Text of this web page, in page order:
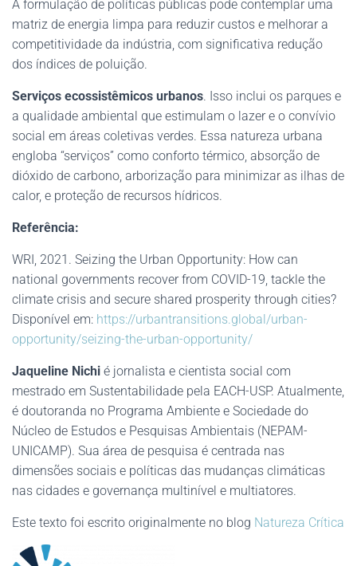
A formulação de políticas públicas pode contemplar uma
matriz de energia limpa para reduzir custos e melhorar a
competitividade da indústria, com significativa redução
dos índices de poluição.
Serviços ecossistêmicos urbanos. Isso inclui os parques e
a qualidade ambiental que estimulam o lazer e o convívio
social em áreas coletivas verdes. Essa natureza urbana
engloba “serviços” como conforto térmico, absorção de
dióxido de carbono, arborização para minimizar as ilhas de
calor, e proteção de recursos hídricos.
Referência:
WRI, 2021. Seizing the Urban Opportunity: How can
national governments recover from COVID-19, tackle the
climate crisis and secure shared prosperity through cities?
Disponível em: https://urbantransitions.global/urban-
opportunity/seizing-the-urban-opportunity/
Jaqueline Nichi é jornalista e cientista social com
mestrado em Sustentabilidade pela EACH-USP. Atualmente,
é doutoranda no Programa Ambiente e Sociedade do
Núcleo de Estudos e Pesquisas Ambientais (NEPAM-
UNICAMP). Sua área de pesquisa é centrada nas
dimensões sociais e políticas das mudanças climáticas
nas cidades e governança multinível e multiatores.
Este texto foi escrito originalmente no blog Natureza Crítica